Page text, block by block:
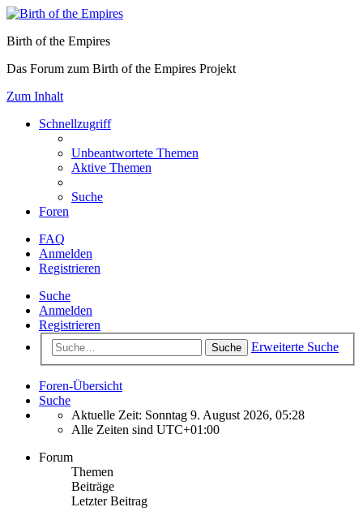
Birth of the Empires
Das Forum zum Birth of the Empires Projekt
Zum Inhalt
Schnellzugriff
Unbeantwortete Themen
Aktive Themen
Suche
Foren
FAQ
Anmelden
Registrieren
Suche
Anmelden
Registrieren
Suche Erweiterte Suche
Foren-Übersicht
Suche
Aktuelle Zeit: Sonntag 9. August 2026, 05:28
Alle Zeiten sind UTC+01:00
Forum
Themen
Beiträge
Letzter Beitrag